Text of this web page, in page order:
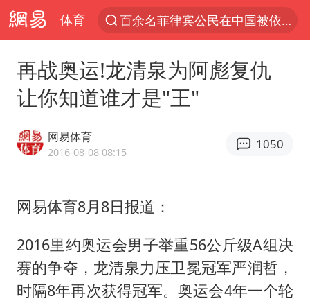
体育
百余名菲律宾公民在中国被依法处理
哥伦比亚发生7.5级地震
百花奖完整获奖名单公布
男子攒206小时加班调休被拒获赔1.6万
公安部通报：抓获犯罪嫌疑人8200余名
再战奥运!龙清泉为阿彪复仇
让你知道谁才是"王"
网易体育
2016-08-08 08:15
1050
网易体育8月8日报道：
2016里约奥运会男子举重56公斤级A组决
赛的争夺，龙清泉力压卫冕冠军严润哲，
时隔8年再次获得冠军。奥运会4年一个轮